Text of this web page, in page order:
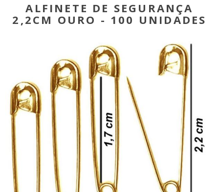
ALFINETE DE SEGURANÇA
2,2CM OURO - 100 UNIDADES